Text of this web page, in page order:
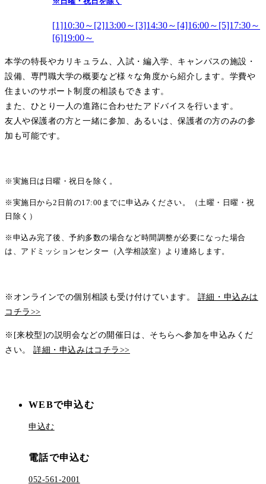
[1]10:30～[2]13:00～[3]14:30～[4]16:00～[5]17:30～
[6]19:00～
本学の特長やカリキュラム、入試・編入学、キャンパスの施設・
設備、専門職大学の概要など様々な角度から紹介します。学費や
住まいのサポート制度の相談もできます。
また、ひとり一人の進路に合わせたアドバイスを行います。
友人や保護者の方と一緒に参加、あるいは、保護者の方のみの参
加も可能です。
※実施日は日曜・祝日を除く。
※実施日から2日前の17:00までに申込みください。（土曜・日曜・祝
日除く）
※申込み完了後、予約多数の場合など時間調整が必要になった場合
は、アドミッションセンター（入学相談室）より連絡します。
※オンラインでの個別相談も受け付けています。 詳細・申込みは
コチラ>>
※[来校型]の説明会などの開催日は、そちらへ参加を申込みくだ
さい。詳細・申込みはコチラ>>
WEBで申込む
申込む
電話で申込む
052-561-2001